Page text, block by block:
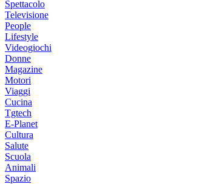
Spettacolo
Televisione
People
Lifestyle
Videogiochi
Donne
Magazine
Motori
Viaggi
Cucina
Tgtech
E-Planet
Cultura
Salute
Scuola
Animali
Spazio